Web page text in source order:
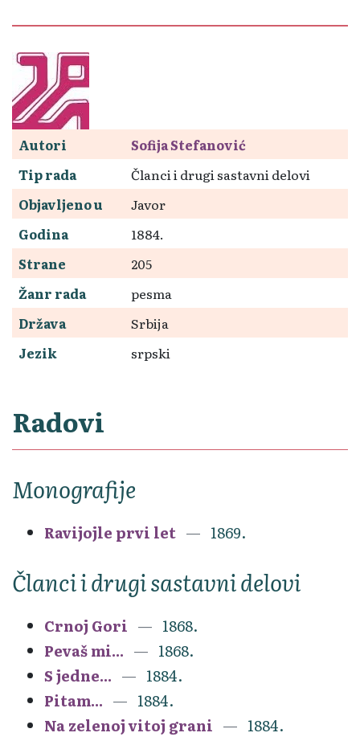
Autori
Sofija Stefanović
Tip rada
Članci i drugi sastavni delovi
Objavljeno u
Javor
Godina
1884.
Strane
205
Žanr rada
pesma
Država
Srbija
Jezik
srpski
Radovi
Monografije
Ravijojle prvi let 1869.
Članci i drugi sastavni delovi
Crnoj Gori
1868.
Pevaš mi...
1868.
S jedne...
1884.
Pitam...
1884.
Na zelenoj vitoj grani
1884.